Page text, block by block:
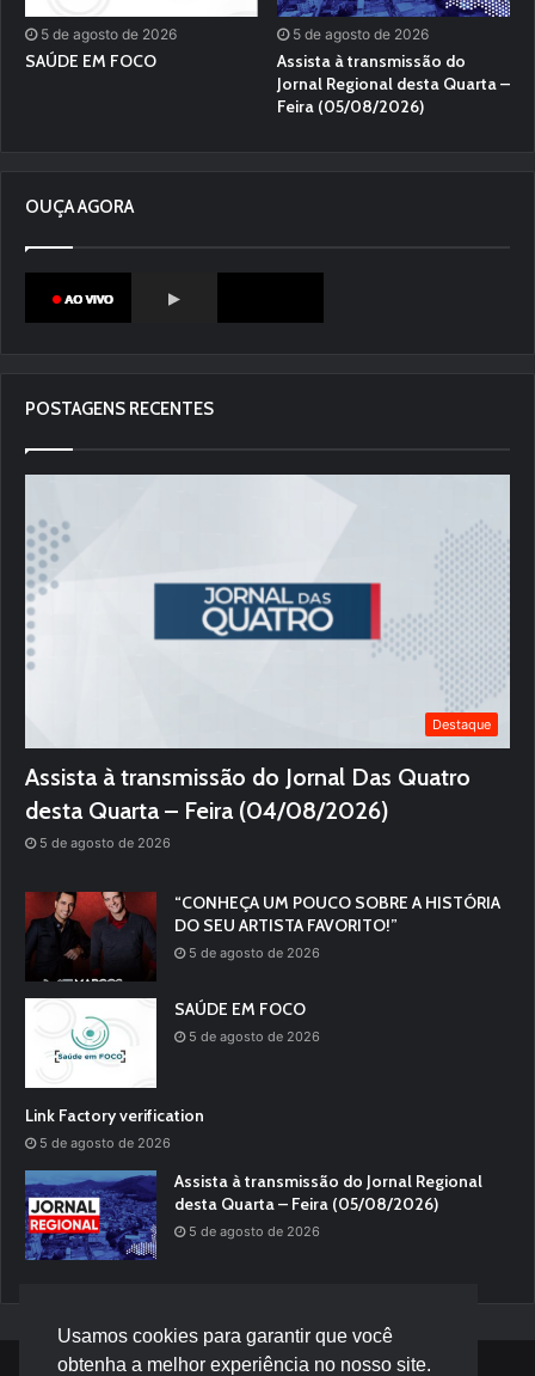
Usamos cookies para garantir que você
obtenha a melhor experiência no nosso site.
5 de agosto de 2026
SAÚDE EM FOCO
5 de agosto de 2026
Assista à transmissão do
Jornal Regional desta Quarta –
Feira (05/08/2026)
OUÇA AGORA
POSTAGENS RECENTES
Destaque
Assista à transmissão do Jornal Das Quatro
desta Quarta – Feira (04/08/2026)
5 de agosto de 2026
“CONHEÇA UM POUCO SOBRE A HISTÓRIA
DO SEU ARTISTA FAVORITO!”
5 de agosto de 2026
SAÚDE EM FOCO
5 de agosto de 2026
Link Factory verification
5 de agosto de 2026
Assista à transmissão do Jornal Regional
desta Quarta – Feira (05/08/2026)
5 de agosto de 2026